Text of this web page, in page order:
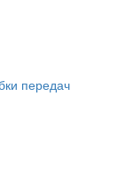
передач